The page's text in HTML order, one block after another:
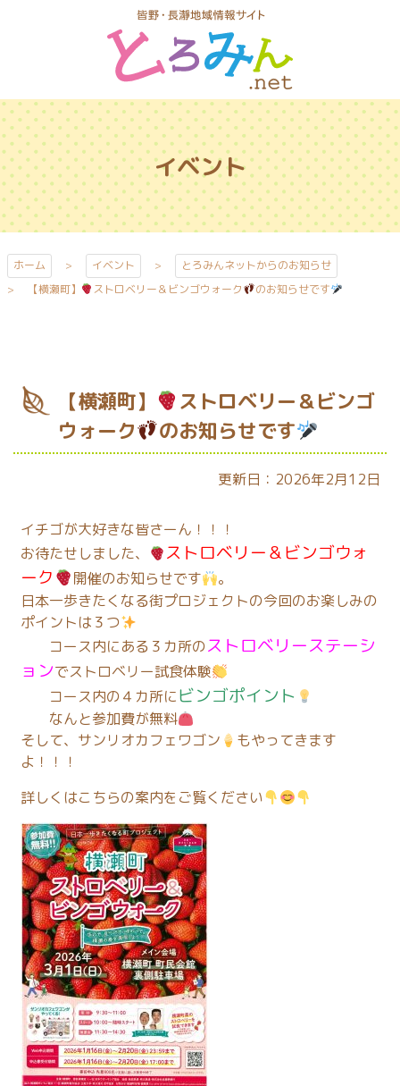
ツ
本
文
へ
ス
キ
ッ
とろみんネッ
ト
イベント
ホーム イベント
とろみんネットからのお知らせ
【横瀬町】
ストロベリー＆ビンゴウォーク のお知らせです
【横瀬町】
ストロベリー＆ビンゴ
ウォーク
のお知らせです
更新日：2026年2月12日
イチゴが大好きな皆さーん！！！
お待たせしました、
ストロベリー＆ビンゴウォ
ーク
開催のお知らせです
。
日本一歩きたくなる街プロジェクトの今回のお楽しみの
ポイントは３つ
コース内にある３カ所のストロベリーステーシ
ョンでストロベリー試食体験
コース内の４カ所にビンゴポイント
なんと参加費が無料
そして、サンリオカフェワゴン
もやってきます
よ！！！
詳しくはこちらの案内をご覧ください